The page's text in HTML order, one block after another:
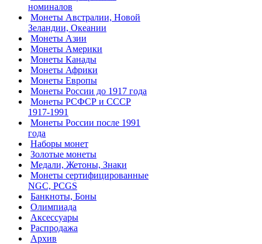
номиналов
Монеты Австралии, Новой
Зеландии, Океании
Монеты Азии
Монеты Америки
Монеты Канады
Монеты Африки
Монеты Европы
Монеты России до 1917 года
Монеты РСФСР и СССР
1917-1991
Монеты России после 1991
года
Наборы монет
Золотые монеты
Медали, Жетоны, Знаки
Монеты сертифицированные
NGC, PCGS
Банкноты, Боны
Олимпиада
Аксессуары
Распродажа
Архив